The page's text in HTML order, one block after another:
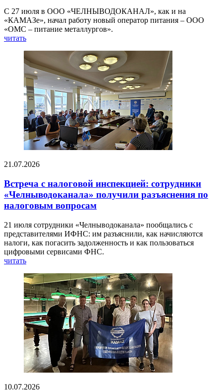
С 27 июля в ООО «ЧЕЛНЫВОДОКАНАЛ», как и на
«КАМАЗе», начал работу новый оператор питания – ООО
«ОМС – питание металлургов».
читать
21.07.2026
Встреча с налоговой инспекцией: сотрудники
«Челныводоканала» получили разъяснения по
налоговым вопросам
21 июля сотрудники «Челныводоканала» пообщались с
представителями ИФНС: им разъяснили, как начисляются
налоги, как погасить задолженность и как пользоваться
цифровыми сервисами ФНС.
читать
10.07.2026